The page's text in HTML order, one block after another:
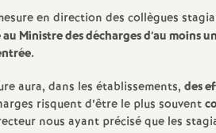
o
n
a
professionnelles
en direction des collègues
au Ministre des décharges d’au
aura, dans les établissements, des
risquent d’être le plus souvent
nous ayant précisé que les